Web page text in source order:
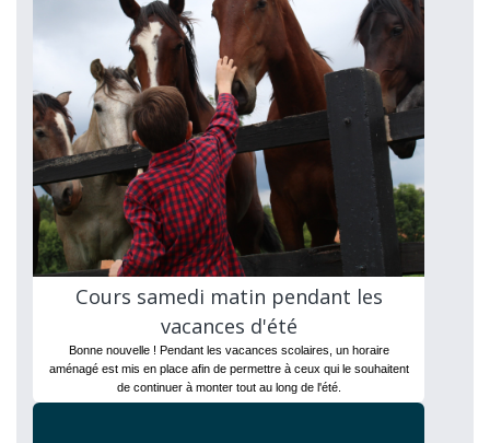
Cours samedi matin pendant les
vacances d'été
Bonne nouvelle ! Pendant les vacances scolaires, un horaire
aménagé est mis en place afin de permettre à ceux qui le souhaitent
de continuer à monter tout au long de l'été.